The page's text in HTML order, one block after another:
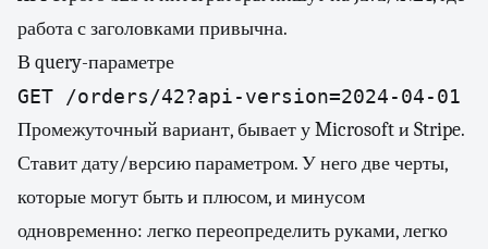
работа с заголовками привычна.
В query-параметре
Промежуточный вариант, бывает у Microsoft и Stripe.
Ставит дату/версию параметром. У него две черты,
которые могут быть и плюсом, и минусом
одновременно: легко переопределить руками, легко